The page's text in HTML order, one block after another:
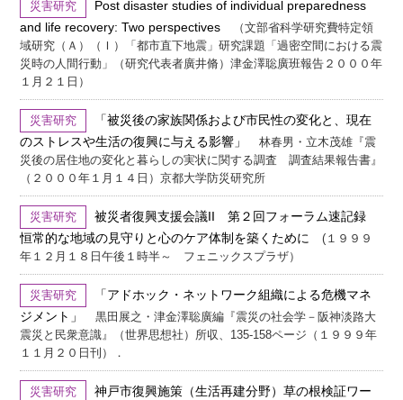
災害研究
Post disaster studies of individual preparedness
and life recovery: Two perspectives
（文部省科学研究費特定領
域研究（Ａ）（Ｉ）「都市直下地震」研究課題「過密空間における震
災時の人間行動」（研究代表者廣井脩）津金澤聡廣班報告２０００年
１月２１日）
災害研究
「被災後の家族関係および市民性の変化と、現在
のストレスや生活の復興に与える影響」
林春男・立木茂雄『震
災後の居住地の変化と暮らしの実状に関する調査 調査結果報告書』
（２０００年１月１４日）京都大学防災研究所
災害研究
被災者復興支援会議II 第２回フォーラム速記録
恒常的な地域の見守りと心のケア体制を築くために
(１９９９
年１２月１８日午後１時半～ フェニックスプラザ）
災害研究
「アドホック・ネットワーク組織による危機マネ
ジメント」
黒田展之・津金澤聡廣編『震災の社会学－阪神淡路大
震災と民衆意識』（世界思想社）所収、135-158ページ（１９９９年
１１月２０日刊）．
災害研究
神戸市復興施策（生活再建分野）草の根検証ワー